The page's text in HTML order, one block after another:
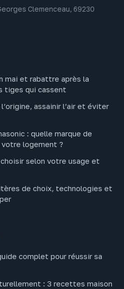
Clemenceau, 69230
mai et rabattre après la
tiges qui cassent
assainir l’air et éviter
: quelle marque de
logement ?
selon votre usage et
de choix, technologies et
complet pour réussir sa
: 3 recettes maison